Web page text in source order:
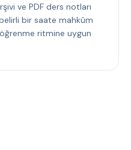
ve PDF ders notları
bir saate mahkûm
öğrenme ritmine uygun